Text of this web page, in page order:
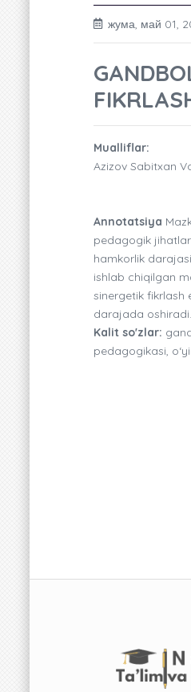
жума, май
Mualliflar:
Azizov Sabitxan
Annotatsiya
pedagogik
hamkorlik
ishlab chiqilgan
sinergetik fikrlash
darajada
Kalit so'zlar:
pedagogikasi,